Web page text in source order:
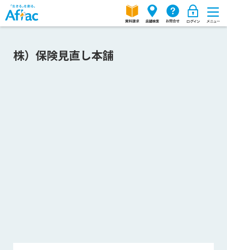
株）保険見直し本舗